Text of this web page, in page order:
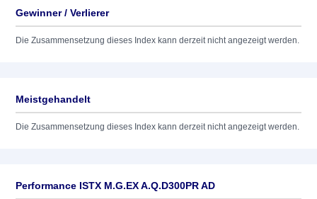
Gewinner / Verlierer
Die Zusammensetzung dieses Index kann derzeit nicht angezeigt werden.
Meistgehandelt
Die Zusammensetzung dieses Index kann derzeit nicht angezeigt werden.
Performance ISTX M.G.EX A.Q.D300PR AD